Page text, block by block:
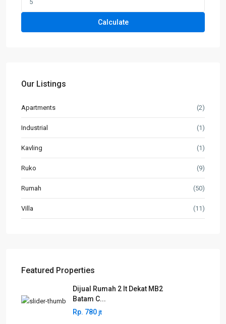
Calculate
Our Listings
Apartments (2)
Industrial (1)
Kavling (1)
Ruko (9)
Rumah (50)
Villa (11)
Featured Properties
Dijual Rumah 2 lt Dekat MB2
Batam C...
Rp. 780 jt